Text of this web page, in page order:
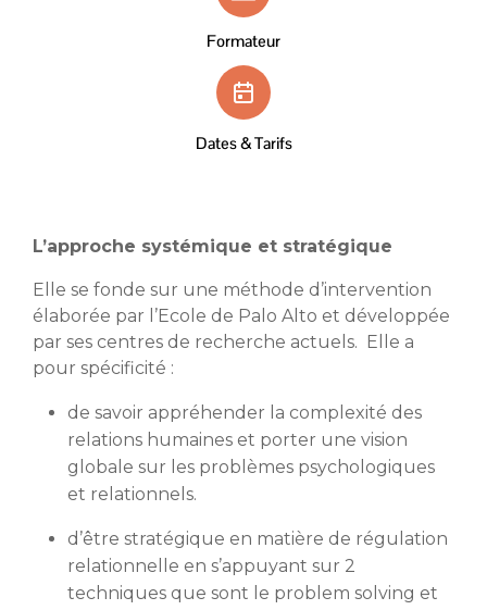
Formateur
Dates & Tarifs
L’approche systémique et stratégique
Elle se fonde sur une méthode d’intervention
élaborée par l’Ecole de Palo Alto et développée
par ses centres de recherche actuels. Elle a
pour spécificité :
de savoir appréhender la complexité des
relations humaines et porter une vision
globale sur les problèmes psychologiques
et relationnels.
d’être stratégique en matière de régulation
relationnelle en s’appuyant sur 2
techniques que sont le problem solving et